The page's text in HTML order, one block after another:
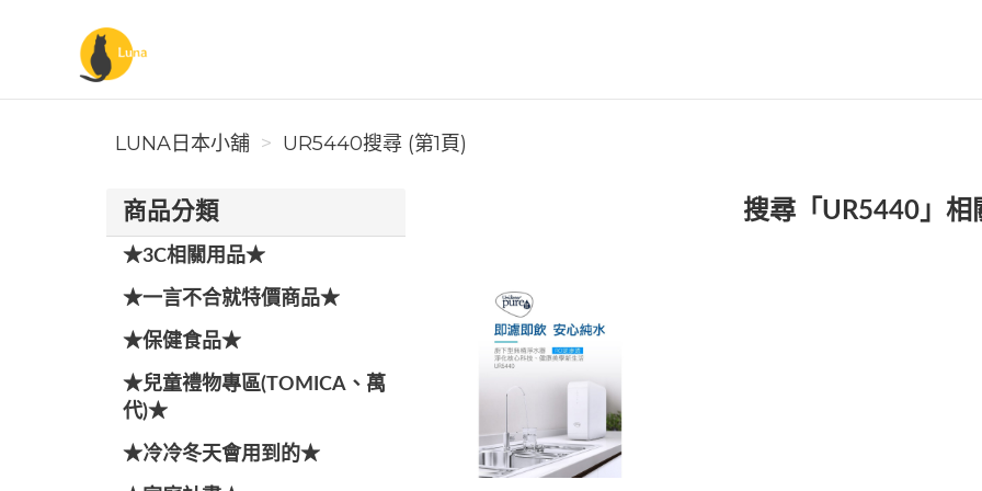
Luna日本小舖
LUNA日本小舖 UR5440搜尋 (第1頁)
商品分類
★3C相關用品★
★一言不合就特價商品★
★保健食品★
★兒童禮物專區(TOMICA、萬
代)★
★冷冷冬天會用到的★
搜尋「UR5440」相